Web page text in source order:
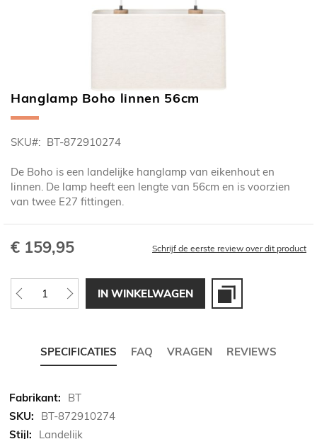
Ga
naar
begin
de
afbeeldingen-
gallerij
Hanglamp Boho linnen 56cm
SKU BT-872910274
De Boho is een landelijke hanglamp van eikenhout en
linnen. De lamp heeft een lengte van 56cm en is voorzien
van twee E27 fittingen.
€ 159,95 Schrijf de eerste review over dit product
IN WINKELWAGEN
SPECIFICATIES FAQ VRAGEN REVIEWS
Meer
informatie
BT
BT-872910274
Landelijk